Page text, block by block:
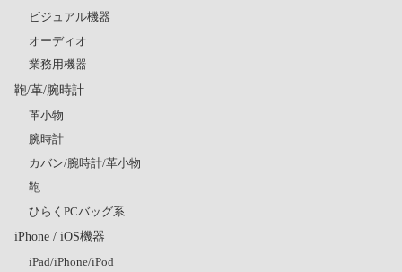
ビジュアル機器
オーディオ
業務用機器
鞄/革/腕時計
革小物
腕時計
カバン/腕時計/革小物
鞄
ひらくPCバッグ系
iPhone / iOS機器
iPad/iPhone/iPod